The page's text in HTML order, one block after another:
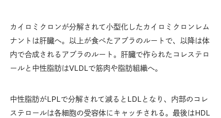
カイロミクロンが分解されて小型化したカイロミクロンレム
ナントは肝臓へ。以上が食べたアブラのルートで、以降は体
内で合成されるアブラのルート。肝臓で作られたコレステロ
ールと中性脂肪はVLDLで筋肉や脂肪組織へ。
中性脂肪がLPLで分解されて減るとLDLとなり、内部のコレ
ステロールは各細胞の受容体にキャッチされる。最後はHDL